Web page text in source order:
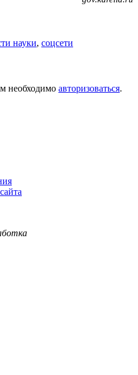
науки, соцсети
необходимо авторизоваться.